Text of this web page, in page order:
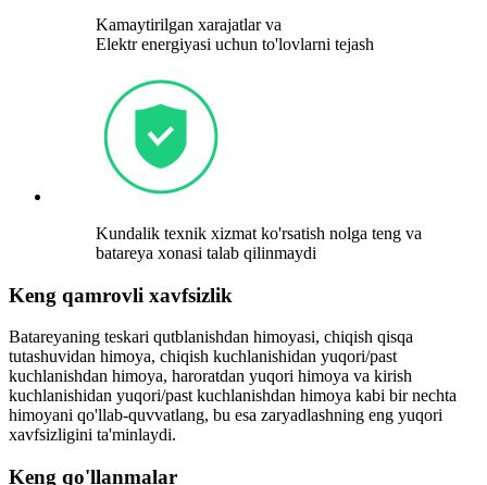
Kamaytirilgan xarajatlar va
Elektr energiyasi uchun to'lovlarni tejash
Kundalik texnik xizmat ko'rsatish nolga teng va
batareya xonasi talab qilinmaydi
Keng qamrovli xavfsizlik
Batareyaning teskari qutblanishdan himoyasi, chiqish qisqa
tutashuvidan himoya, chiqish kuchlanishidan yuqori/past
kuchlanishdan himoya, haroratdan yuqori himoya va kirish
kuchlanishidan yuqori/past kuchlanishdan himoya kabi bir nechta
himoyani qo'llab-quvvatlang, bu esa zaryadlashning eng yuqori
xavfsizligini ta'minlaydi.
Keng qo'llanmalar